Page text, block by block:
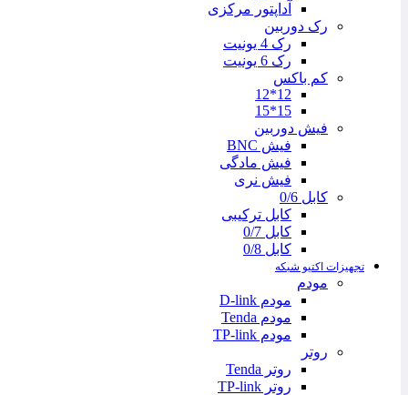
آداپتور مرکزی
رک دوربین
رک 4 یونیت
رک 6 یونیت
کم باکس
12*12
15*15
فیش دوربین
فیش BNC
فیش مادگی
فیش نری
کابل 0/6
کابل ترکیبی
کابل 0/7
کابل 0/8
تجهیزات اکتیو شبکه
مودم
مودم D-link
مودم Tenda
مودم TP-link
روتر
روتر Tenda
روتر TP-link